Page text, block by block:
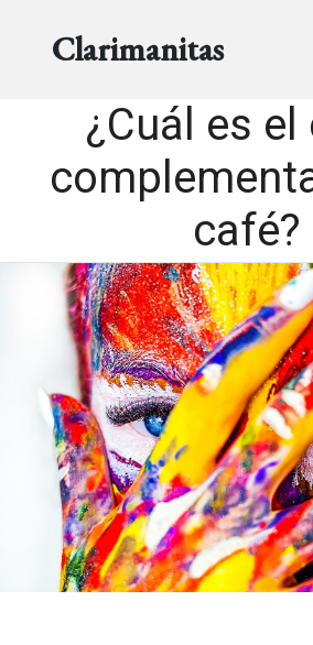
Clarimanitas
¿Cuál es
café?